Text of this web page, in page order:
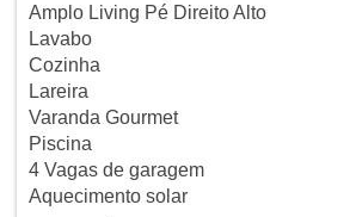
Amplo Living Pé Direito Alto
Lavabo
Cozinha
Lareira
Varanda Gourmet
Piscina
4 Vagas de garagem
Aquecimento solar